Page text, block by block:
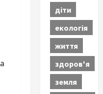
діти
екологія
життя
здоров'я
земля